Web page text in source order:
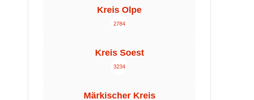
Kreis Olpe
2784
Kreis Soest
3234
Märkischer Kreis